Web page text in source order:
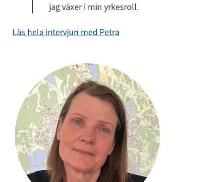
jag växer i min yrkesroll.
Läs hela intervjun med Petra